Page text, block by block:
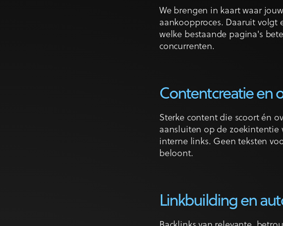
We brengen in kaart waar
aankoopproces. Daaruit volgt
welke bestaande pagina's
concurrenten.
Contentcreatie en
Sterke content die scoort én
aansluiten op de zoekintentie
interne links. Geen teksten
beloont.
Linkbuilding en